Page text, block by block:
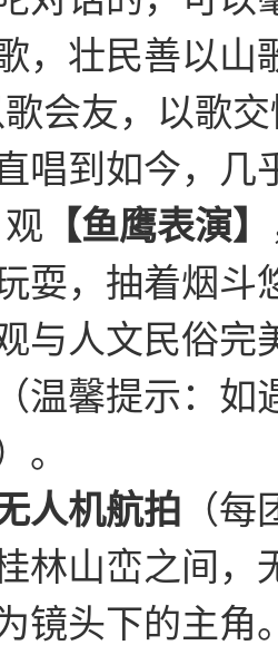
，壮民善以山
会友，以歌
唱到如今，几
观 【鱼鹰表演】
耍，抽着烟斗
与人文民俗完
温馨提示：如
。
人机航拍 （
林山峦之间，
镜头下的主角